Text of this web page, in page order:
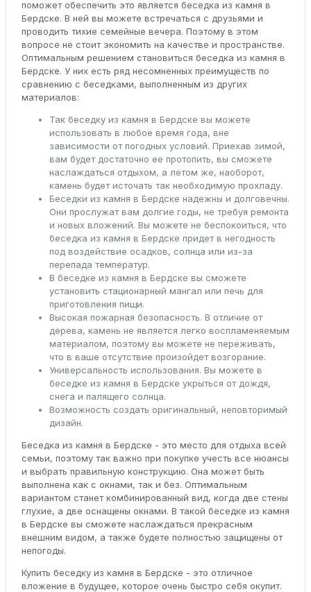
поможет обеспечить это является беседка из камня в
Бердске. В ней вы можете встречаться с друзьями и
проводить тихие семейные вечера. Поэтому в этом
вопросе не стоит экономить на качестве и пространстве.
Оптимальным решением становиться беседка из камня в
Бердске. У них есть ряд несомненных преимуществ по
сравнению с беседками, выполненным из других
материалов:
Так беседку из камня в Бердске вы можете
использовать в любое время года, вне
зависимости от погодных условий. Приехав зимой,
вам будет достаточно ее протопить, вы сможете
наслаждаться отдыхом, а летом же, наоборот,
камень будет источать так необходимую прохладу.
Беседки из камня в Бердске надежны и долговечны.
Они прослужат вам долгие годы, не требуя ремонта
и новых вложений. Вы можете не беспокоиться, что
беседка из камня в Бердске придет в негодность
под воздействие осадков, солнца или из-за
перепада температур.
В беседке из камня в Бердске вы сможете
установить стационарный мангал или печь для
приготовления пищи.
Высокая пожарная безопасность. В отличие от
дерева, камень не является легко воспламеняемым
материалом, поэтому вы можете не переживать,
что в ваше отсутствие произойдет возгорание.
Универсальность использования. Вы можете в
беседке из камня в Бердске укрыться от дождя,
снега и палящего солнца.
Возможность создать оригинальный, неповторимый
дизайн.
Беседка из камня в Бердске - это место для отдыха всей
семьи, поэтому так важно при покупке учесть все нюансы
и выбрать правильную конструкцию. Она может быть
выполнена как с окнами, так и без. Оптимальным
вариантом станет комбинированный вид, когда две стены
глухие, а две оснащены окнами. В такой беседке из камня
в Бердске вы сможете наслаждаться прекрасным
внешним видом, а также будете полностью защищены от
непогоды.
Купить беседку из камня в Бердске - это отличное
вложение в будущее, которое очень быстро себя окупит.